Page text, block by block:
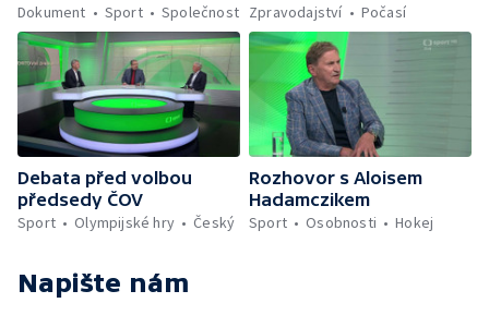
Dokument
Sport Společnost Zpravodajství
Počasí
Debata před volbou
předsedy ČOV
Sport
Olympijské hry Český
Rozhovor s Aloisem
Hadamczikem
Sport
Osobnosti Hokej
Napište nám